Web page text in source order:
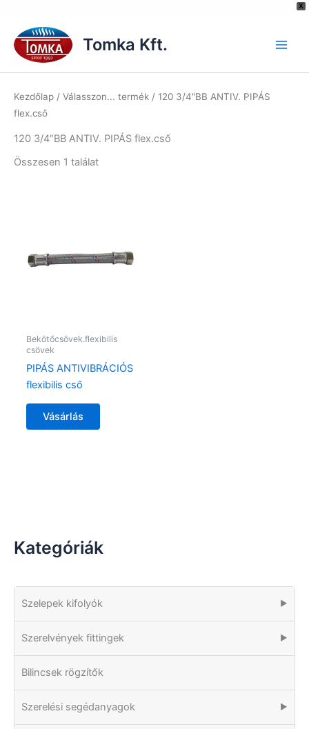
X
content
Tomka Kft.
Kategóriák
Szelepek kifolyók ▶
Szerelvények fittingek ▶
Bilincsek rögzítők
Szerelési segédanyagok ▶
Kezdőlap / Válasszon... termék / 120 3/4″BB ANTIV. PIPÁS
flex.cső
120 3/4″BB ANTIV. PIPÁS flex.cső
Összesen 1 találat
Bekötőcsövek.flexibilis
csövek
PIPÁS ANTIVIBRÁCIÓS
flexibilis cső
Vásárlás